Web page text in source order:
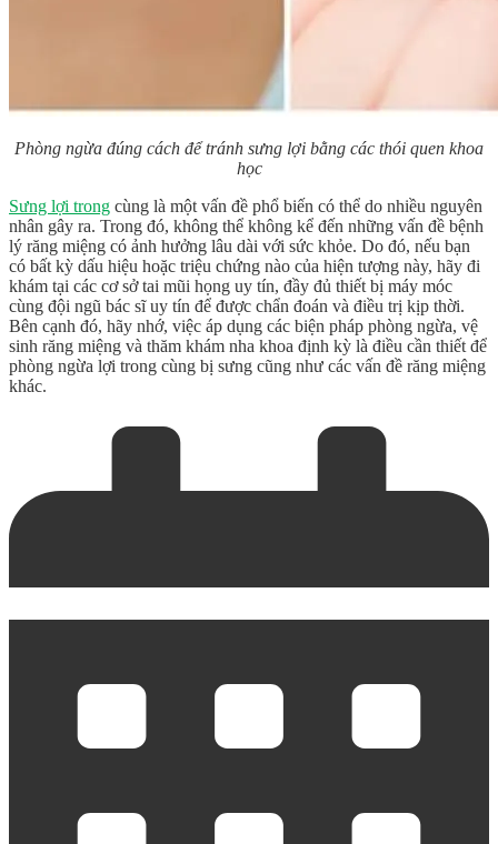
Phòng ngừa đúng cách để tránh sưng lợi bằng các thói quen khoa
học
Sưng lợi trong cùng là một vấn đề phổ biến có thể do nhiều nguyên
nhân gây ra. Trong đó, không thể không kể đến những vấn đề bệnh
lý răng miệng có ảnh hưởng lâu dài với sức khỏe. Do đó, nếu bạn
có bất kỳ dấu hiệu hoặc triệu chứng nào của hiện tượng này, hãy đi
khám tại các cơ sở tai mũi họng uy tín, đầy đủ thiết bị máy móc
cùng đội ngũ bác sĩ uy tín để được chẩn đoán và điều trị kịp thời.
Bên cạnh đó, hãy nhớ, việc áp dụng các biện pháp phòng ngừa, vệ
sinh răng miệng và thăm khám nha khoa định kỳ là điều cần thiết để
phòng ngừa lợi trong cùng bị sưng cũng như các vấn đề răng miệng
khác.